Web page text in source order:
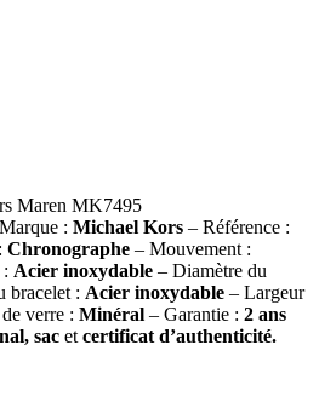
Maren MK7495
: Michael Kors – Référence :
Chronographe – Mouvement :
Acier inoxydable – Diamètre du
bracelet : Acier inoxydable – Largeur
verre : Minéral – Garantie : 2 ans
sac et certificat d’authenticité.